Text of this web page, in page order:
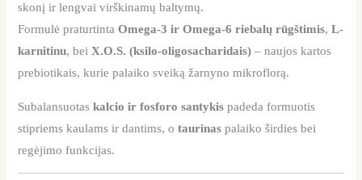
skonį ir lengvai virškinamų baltymų.
Formulė praturtintaOmega-3 ir Omega-6 riebalų rūgštimis,L-
karnitinu, beiX.O.S. (ksilo-oligosacharidais) – naujos kartos
prebiotikais, kurie palaiko sveiką žarnyno mikroflorą.
Subalansuotaskalcio ir fosforo santykis padeda formuotis
stipriems kaulams ir dantims, otaurinas palaiko širdies bei
regėjimo funkcijas.